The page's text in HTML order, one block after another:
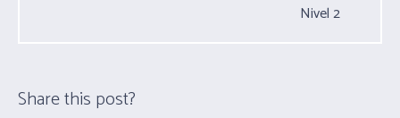
Nivel 2
Share this post?